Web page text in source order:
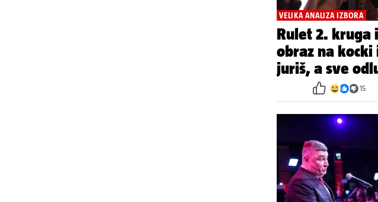
VELIKA ANALIZA IZBORA
Rulet 2. kruga
obraz na
juriš, a sve
15